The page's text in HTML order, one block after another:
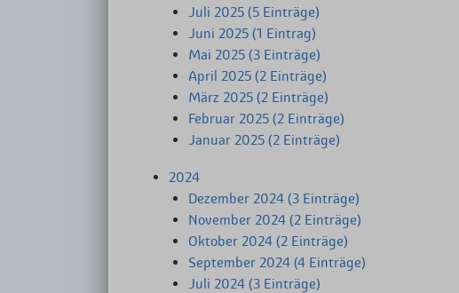
Juli 2025 (5 Einträge)
Juni 2025 (1 Eintrag)
Mai 2025 (3 Einträge)
April 2025 (2 Einträge)
März 2025 (2 Einträge)
Februar 2025 (2 Einträge)
Januar 2025 (2 Einträge)
2024
Dezember 2024 (3 Einträge)
November 2024 (2 Einträge)
Oktober 2024 (2 Einträge)
September 2024 (4 Einträge)
Juli 2024 (3 Einträge)